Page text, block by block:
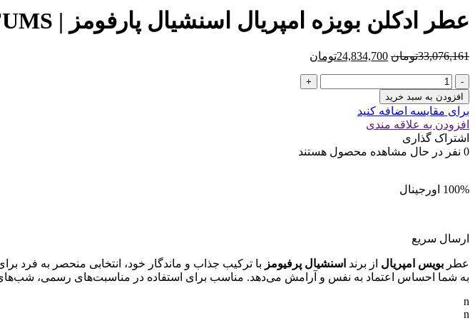
عطر ادکلن بویزه امپریال اسنشیال پارفومز | BOIS IMPERIAL ESSENTIAL PARFUMS
33,076,161تومان قیمت
33,076,161تومان
بود.
24,834,700تومان
عطر
ادکلن
بویزه
امپریال
اسنشیال
پارفومز
IMPERIAL
ESSENTIAL
افزودن به سبد خرید
برای مقایسه اضافه کنید
افزودن به علاقه مندی
اشتراک گذاری
0 نفر در حال مشاهده محصول هستند
100% اورجینال
ارسال سریع
عطر بویس امپریال از برند اسنشیال پرفیومز با ترکیب جذاب و ماندگار خود، انتخابی منحصر به فرد
به شما احساس اعتماد به نفس و آرامش می‌دهد. مناسب برای استفاده در مناسبت‌های رسمی،
n
n